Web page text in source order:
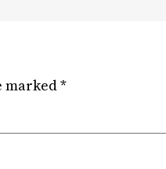
marked*